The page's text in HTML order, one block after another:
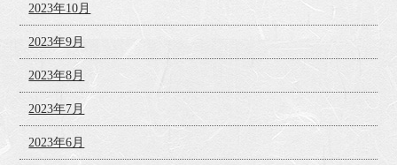
2023年10月
2023年9月
2023年8月
2023年7月
2023年6月